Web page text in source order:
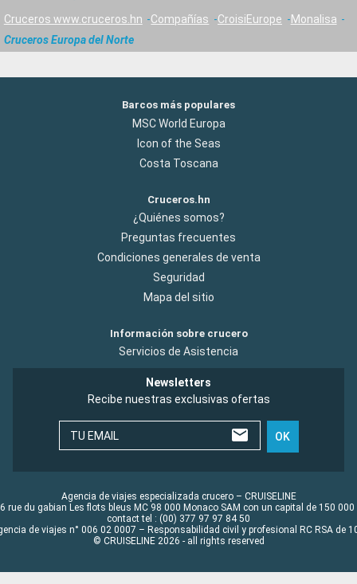
Cruceros www.cruceros.hn Compañías CroisiEurope
Monalisa
Cruceros Europa del Norte
Barcos más populares
MSC World Europa
Icon of the Seas
Costa Toscana
Cruceros.hn
¿Quiénes somos?
Preguntas frecuentes
Condiciones generales de venta
Seguridad
Mapa del sitio
Información sobre crucero
Servicios de Asistencia
Newsletters
Recibe nuestras exclusivas ofertas
TU EMAIL OK
Agencia de viajes especializada crucero – CRUISELINE
rue du gabian Les flots bleus MC 98 000 Monaco SAM con un capital de 150 000
contact tel : (00) 377 97 97 84 50
de viajes n° 006 02 0007 – Responsabilidad civil y profesional RC RSA de
© CRUISELINE 2026 - all rights reserved